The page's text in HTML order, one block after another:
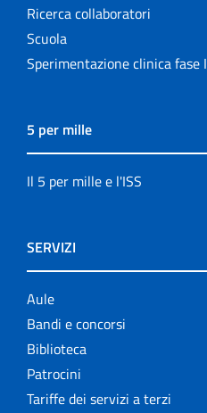
Ricerca collaboratori
Scuola
Sperimentazione clinica fase I
5 per mille
Il 5 per mille e l'ISS
SERVIZI
Aule
Bandi e concorsi
Biblioteca
Patrocini
Tariffe dei servizi a terzi